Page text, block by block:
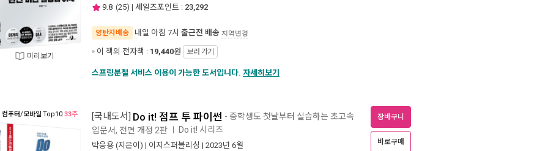
미리보기
9.8 (25) | 세일즈포인트 : 23,292
양탄자배송 내일 아침 7시 출근전 배송 지역변경
이 책의 전자책 : 19,440원 보러 가기
스프링분철 서비스 이용이 가능한 도서입니다. 자세히보기
컴퓨터/모바일 Top10 33주 [국내도서] Do it! 점프 투 파이썬 - 중학생도 첫날부터 실습하는 초고속
입문서, 전면 개정 2판 Do it! 시리즈
박응용 (지은이) | 이지스퍼블리싱 | 2023년 6월
장바구니
바로구매